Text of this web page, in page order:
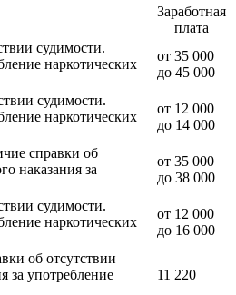
Заработная
плата
судимости.
наркотических
от 35 000
до 45 000
судимости.
наркотических
от 12 000
до 14 000
справки об
наказания за
от 35 000
до 38 000
судимости.
наркотических
от 12 000
до 16 000
об отсутствии
за употребление
11 220